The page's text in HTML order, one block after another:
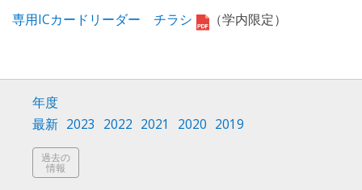
専用ICカードリーダー チラシ （学内限定）
年度
最新 2023 2022 2021 2020 2019
過去の
情報